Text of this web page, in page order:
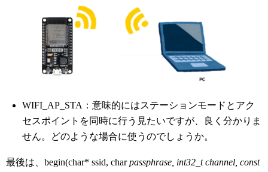
WIFI_AP_STA：意味的にはステーションモードとアク
セスポイントを同時に行う見たいですが、良く分かりま
せん。どのような場合に使うのでしょうか。
最後は、begin(char* ssid, charpassphrase, int32_t channel, const